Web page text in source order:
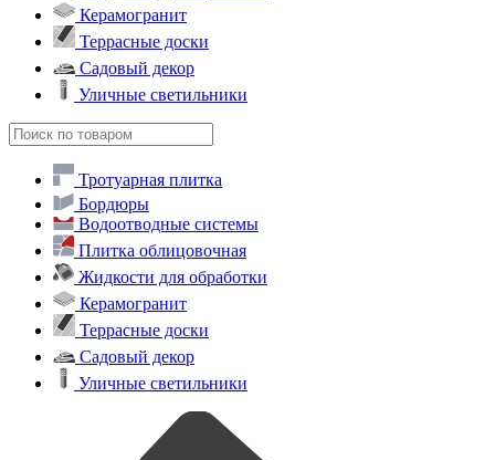
×
Тротуарная плитка
Бордюры
Водоотводные системы
Плитка облицовочная
Жидкости для обработки
Террасные доски
Садовый декор
Уличные светильники
Тротуарная плитка
Бордюры
Водоотводные системы
Плитка облицовочная
Жидкости для обработки
Керамогранит